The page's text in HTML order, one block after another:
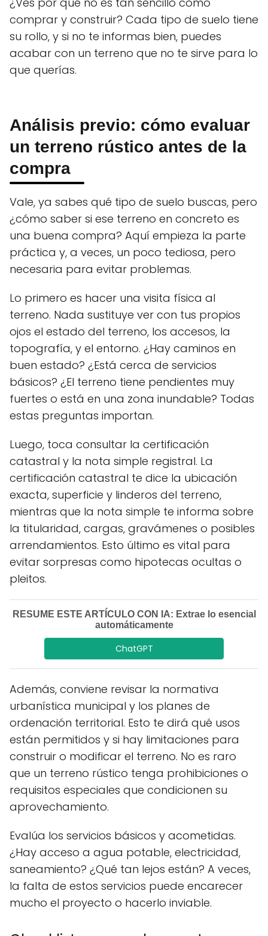
comprar y construir? Cada tipo de suelo tiene
su rollo, y si no te informas bien, puedes
acabar con un terreno que no te sirve para lo
que querías.
Análisis previo: cómo evaluar
un terreno rústico antes de la
compra
Vale, ya sabes qué tipo de suelo buscas, pero
¿cómo saber si ese terreno en concreto es
una buena compra? Aquí empieza la parte
práctica y, a veces, un poco tediosa, pero
necesaria para evitar problemas.
Lo primero es hacer una visita física al
terreno. Nada sustituye ver con tus propios
ojos el estado del terreno, los accesos, la
topografía, y el entorno. ¿Hay caminos en
buen estado? ¿Está cerca de servicios
básicos? ¿El terreno tiene pendientes muy
fuertes o está en una zona inundable? Todas
estas preguntas importan.
Luego, toca consultar la certificación
catastral y la nota simple registral. La
certificación catastral te dice la ubicación
exacta, superficie y linderos del terreno,
mientras que la nota simple te informa sobre
la titularidad, cargas, gravámenes o posibles
arrendamientos. Esto último es vital para
evitar sorpresas como hipotecas ocultas o
pleitos.
RESUME ESTE ARTÍCULO CON IA: Extrae lo esencial
automáticamente
ChatGPT
Además, conviene revisar la normativa
urbanística municipal y los planes de
ordenación territorial. Esto te dirá qué usos
están permitidos y si hay limitaciones para
construir o modificar el terreno. No es raro
que un terreno rústico tenga prohibiciones o
requisitos especiales que condicionen su
aprovechamiento.
Evalúa los servicios básicos y acometidas.
¿Hay acceso a agua potable, electricidad,
saneamiento? ¿Qué tan lejos están? A veces,
la falta de estos servicios puede encarecer
mucho el proyecto o hacerlo inviable.